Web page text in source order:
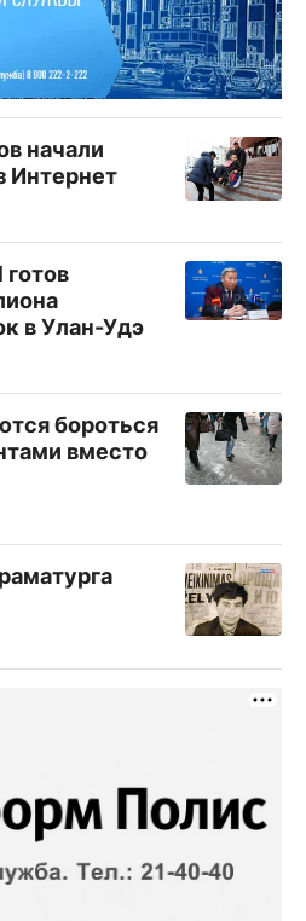
начали
Интернет
в Улан-Удэ
бороться
вместо